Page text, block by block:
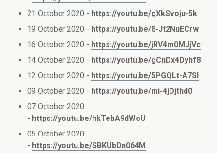
21 October 2020 - https://youtu.be/gXkSvoju-5k
19 October 2020 - https://youtu.be/8-Jt2NuECrw
16 October 2020 - https://youtu.be/jRV4m0MJjVc
14 October 2020 - https://youtu.be/gCnDx4Dyhf8
12 October 2020 - https://youtu.be/5PGQLt-A7SI
09 October 2020 - https://youtu.be/mi-4jDjthd0
07 October 2020
- https://youtu.be/hkTebA9dWoU
05 October 2020
- https://youtu.be/SBKUbDn064M